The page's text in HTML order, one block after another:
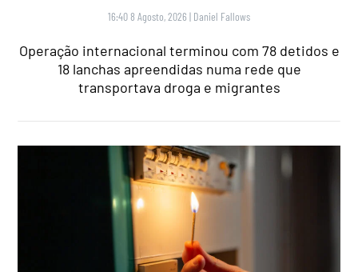
16:40 8 Agosto, 2026 | Daniel Fallows
Operação internacional terminou com 78 detidos e
18 lanchas apreendidas numa rede que
transportava droga e migrantes